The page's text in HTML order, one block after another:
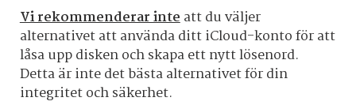
Vi rekommenderar inteatt du väljer
alternativet att använda ditt iCloud-konto för att
låsa upp disken och skapa ett nytt lösenord.
Detta är inte det bästa alternativet för din
integritet och säkerhet.